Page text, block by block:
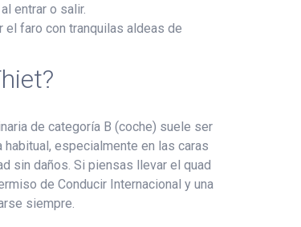
entrar o salir.
el faro con tranquilas aldeas de
de categoría B (coche) suele ser
especialmente en las caras
sin daños. Si piensas llevar el quad
de Conducir Internacional y una
siempre.